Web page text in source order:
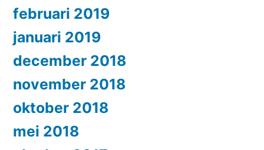
februari 2019
januari 2019
december 2018
november 2018
oktober 2018
mei 2018